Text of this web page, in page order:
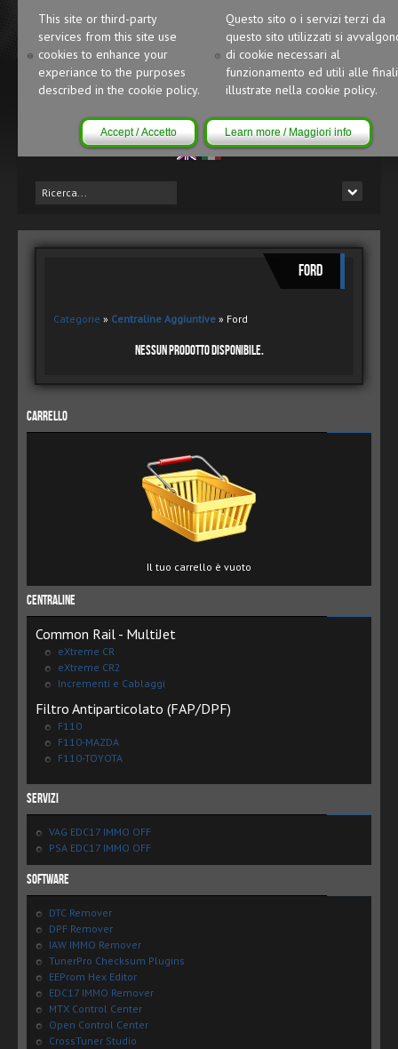
This site or third-party
services from this site use
cookies to enhance your
experiance to the purposes
described in the cookie policy.
Questo sito o i servizi terzi da
questo sito utilizzati si
di cookie necessari al
funzionamento ed utili alle
illustrate nella cookie policy.
Accept / Accetto Learn more / Maggiori info
Ford
Categorie » Centraline Aggiuntive » Ford
Nessun Prodotto Disponibile.
Carrello
Il tuo carrello è vuoto
Centraline
Common Rail - MultiJet
eXtreme CR
eXtreme CR2
Incrementi e Cablaggi
Filtro Antiparticolato (FAP/DPF)
F110
F110-MAZDA
F110-TOYOTA
Servizi
VAG EDC17 IMMO OFF
PSA EDC17 IMMO OFF
Software
DTC Remover
DPF Remover
IAW IMMO Remover
TunerPro Checksum Plugins
EEProm Hex Editor
EDC17 IMMO Remover
MTX Control Center
Open Control Center
CrossTuner Studio